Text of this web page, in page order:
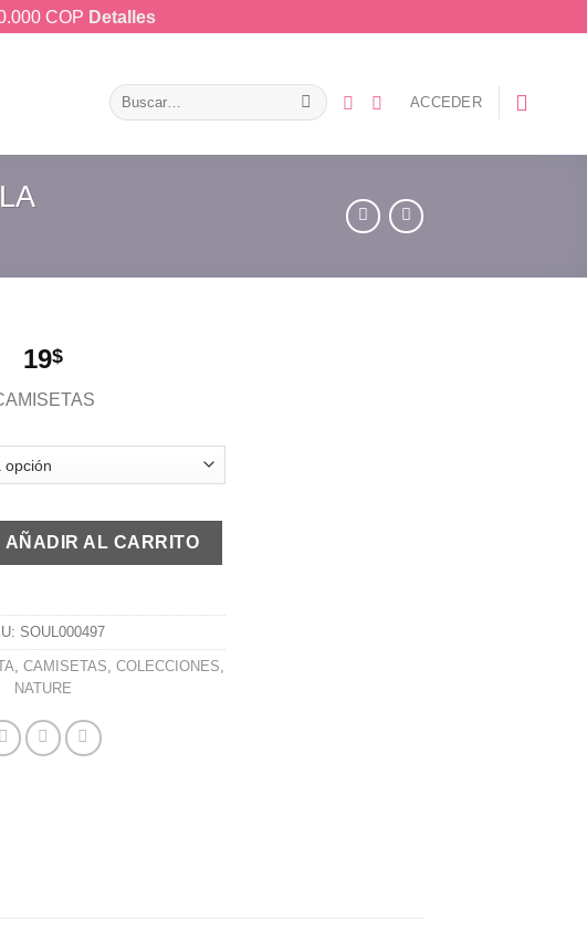
COP Detalles
Buscar
por:
ACCEDER
19$
LILA cantidad
AÑADIR AL CARRITO
SOUL000497
, CAMISETAS, COLECCIONES,
NATURE